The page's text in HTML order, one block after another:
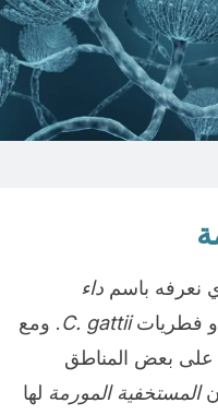
نعرفه باسم داء
فطرياتC. gattii. ومع
على بعض المناطق
المستخفية المورمة لها